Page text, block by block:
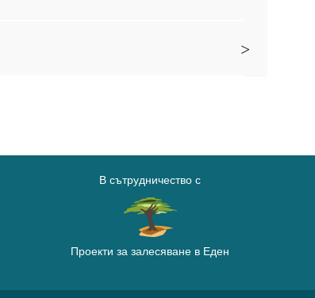
В сътрудничество с
Проекти за залесяване в Еден